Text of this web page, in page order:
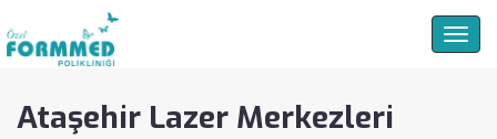
Ataşehir Lazer Merkezleri